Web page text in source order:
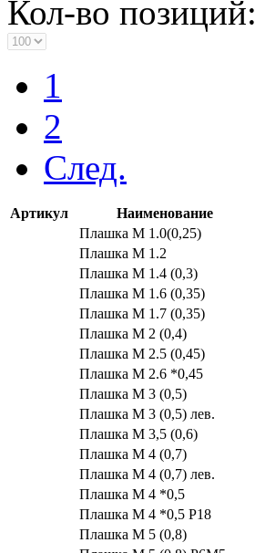
Кол-во позиций:
1
2
След.
Артикул Наименование
Плашка М 1.0(0,25)
Плашка М 1.2
Плашка М 1.4 (0,3)
Плашка М 1.6 (0,35)
Плашка М 1.7 (0,35)
Плашка М 2 (0,4)
Плашка М 2.5 (0,45)
Плашка М 2.6 *0,45
Плашка М 3 (0,5)
Плашка М 3 (0,5) лев.
Плашка М 3,5 (0,6)
Плашка М 4 (0,7)
Плашка М 4 (0,7) лев.
Плашка М 4 *0,5
Плашка М 4 *0,5 Р18
Плашка М 5 (0,8)